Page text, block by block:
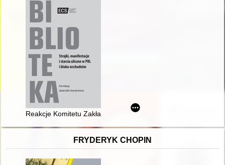
Reakcje Komitetu Zakładowego PZPR Stoczni Gdańskiej im.
FRYDERYK CHOPIN